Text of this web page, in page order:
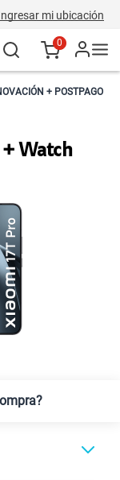
mi ubicación
0
+ POSTPAGO
+ Watch